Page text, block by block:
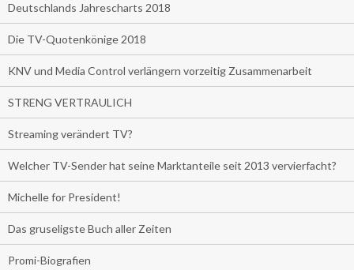
Deutschlands Jahrescharts 2018
Die TV-Quotenkönige 2018
KNV und Media Control verlängern vorzeitig Zusammenarbeit
STRENG VERTRAULICH
Streaming verändert TV?
Welcher TV-Sender hat seine Marktanteile seit 2013 vervierfacht?
Michelle for President!
Das gruseligste Buch aller Zeiten
Promi-Biografien